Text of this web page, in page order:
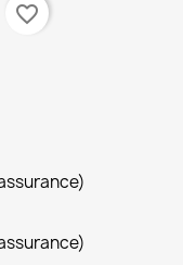
favorite_border